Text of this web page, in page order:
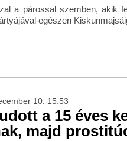
a párossal szemben, akik
egészen
10. 15:53
a 15 éves
majd